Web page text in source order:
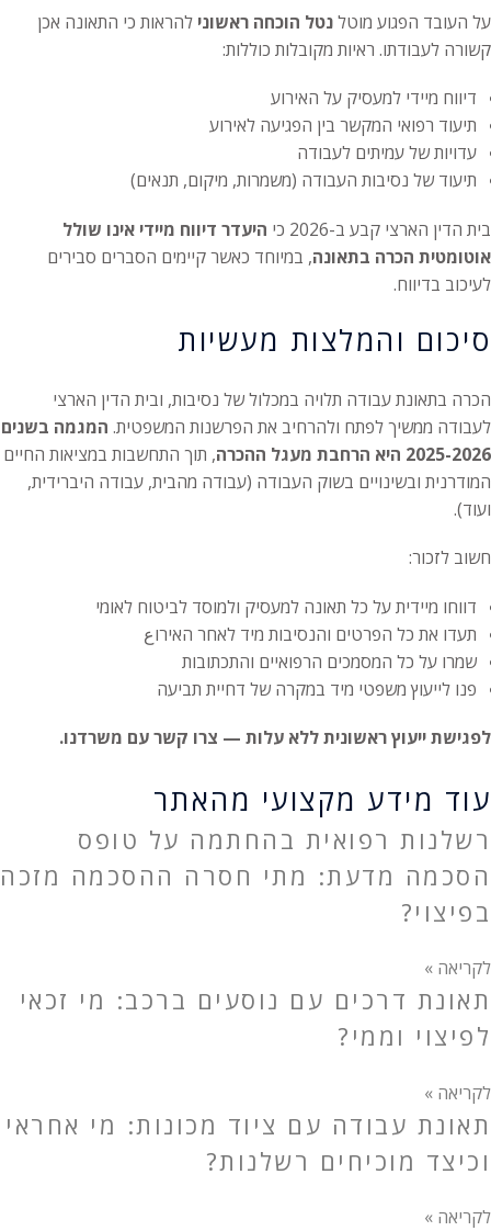
על העובד הפגוע מוטלנטל הוכחה ראשוני להראות כי התאונה אכן
קשורה לעבודתו. ראיות מקובלות כוללות:
דיווח מיידי למעסיק על האירוע
תיעוד רפואי המקשר בין הפגיעה לאירוע
עדויות של עמיתים לעבודה
תיעוד של נסיבות העבודה (משמרות, מיקום, תנאים)
בית הדין הארצי קבע ב-2026 כי
היעדר דיווח מיידי אינו שולל
אוטומטית הכרה בתאונה, במיוחד כאשר קיימים הסברים סבירים
לעיכוב בדיווח.
סיכום והמלצות מעשיות
הכרה בתאונת עבודה תלויה במכלול של נסיבות, ובית הדין הארצי
לעבודה ממשיך לפתח ולהרחיב את הפרשנות המשפטית. המגמה בשנים
2025-2026 היא הרחבת מעגל ההכרה
, תוך התחשבות במציאות החיים
המודרנית ובשינויים בשוק העבודה (עבודה מהבית, עבודה היברידית,
ועוד).
חשוב לזכור:
דווחו מיידית על כל תאונה למעסיק ולמוסד לביטוח לאומי
תעדו את כל הפרטים והנסיבות מיד לאחר האירוع
שמרו על כל המסמכים הרפואיים והתכתובות
פנו לייעוץ משפטי מיד במקרה של דחיית תביעה
לפגישת ייעוץ ראשונית ללא עלות — צרו קשר עם משרדנו.
עוד מידע מקצועי מהאתר
רשלנות רפואית בהחתמה על טופס
הסכמה מדעת: מתי חסרה ההסכמה מזכה
בפיצוי?
לקריאה »
תאונת דרכים עם נוסעים ברכב: מי זכאי
לפיצוי וממי?
לקריאה »
תאונת עבודה עם ציוד מכונות: מי אחראי
וכיצד מוכיחים רשלנות?
לקריאה »